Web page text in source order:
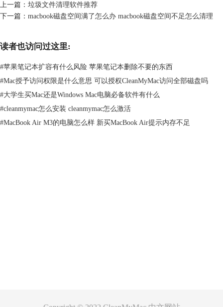
不过这种手动常规清除DNS缓存的方式，有两个致命的缺陷：第一，操作
麻烦，手动输入命令容易出错，而且命令很长很难被记住；第二，命令是
变化，而且网上搜索出来的的命令多种多样，难以分辨究竟哪个命令才是
真实有效的。
上一篇： 垃圾文件清理软件推荐
下一篇： macbook磁盘空间满了怎么办 macbook磁盘空间不足怎么清理
读者也访问过这里:
#苹果笔记本扩容有什么风险 苹果笔记本删除不要的东西
#Mac授予访问权限是什么意思 可以授权CleanMyMac访问全部磁盘吗
#大学生买Mac还是Windows Mac电脑必备软件有什么
#cleanmymac怎么安装 cleanmymac怎么激活
#MacBook Air M3的电脑怎么样 新买MacBook Air提示内存不足